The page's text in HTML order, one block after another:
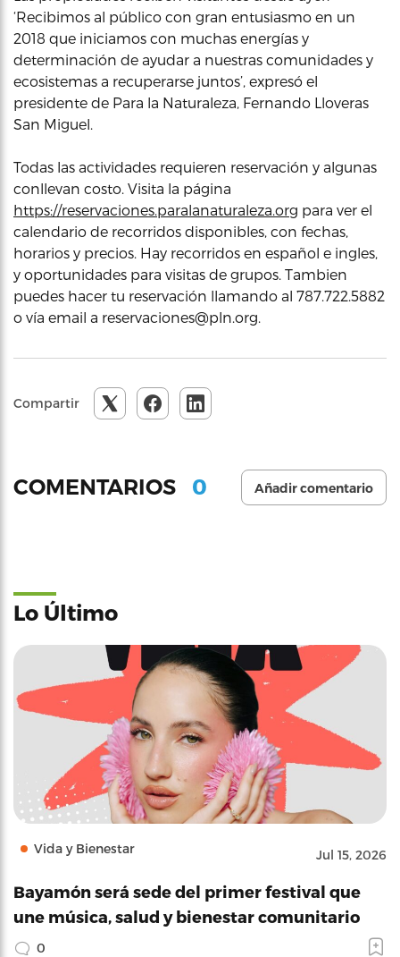
‘Recibimos al público con gran entusiasmo en un
2018 que iniciamos con muchas energías y
determinación de ayudar a nuestras comunidades y
ecosistemas a recuperarse juntos’, expresó el
presidente de Para la Naturaleza, Fernando Lloveras
San Miguel.
Todas las actividades requieren reservación y algunas
conllevan costo. Visita la página
https://reservaciones.paralanaturaleza.org para ver el
calendario de recorridos disponibles, con fechas,
horarios y precios. Hay recorridos en español e ingles,
y oportunidades para visitas de grupos. Tambien
puedes hacer tu reservación llamando al 787.722.5882
o vía email a reservaciones@pln.org.
Compartir
COMENTARIOS 0 Añadir comentario
Lo Último
Vida y Bienestar Jul 15, 2026
Bayamón será sede del primer festival que
une música, salud y bienestar comunitario
0